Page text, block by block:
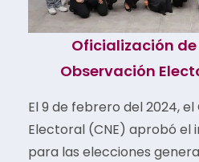
Oficialización
Observación
El 9 de febrero del 2024,
Electoral (CNE) aprobó el
para las elecciones